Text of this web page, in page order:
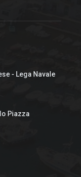
- Lega Navale
Piazza